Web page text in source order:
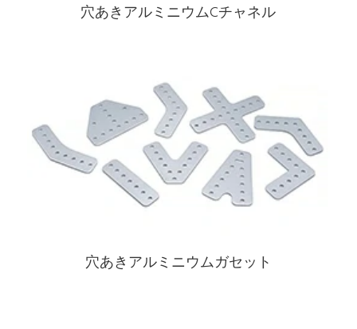
穴あきアルミニウムCチャネル
穴あきアルミニウムガセット